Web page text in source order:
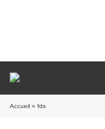
Accueil » fds